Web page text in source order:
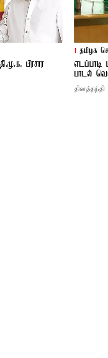
பிரசார
தமிழக
எடப்பாடி
பாடல்
தினத்தந்தி